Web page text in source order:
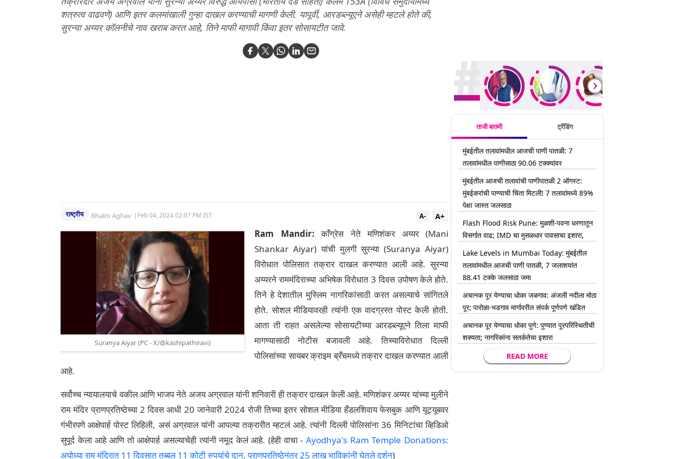
शत्रुत्व वाढवणे) आणि इतर कलमांखाली गुन्हा दाखल करण्याची मागणी केली. यापूर्वी, आरडब्ल्यूएने असेही म्हटले होते की,
सुरन्या अय्यर कॉलनीचे नाव खराब करत आहे, तिने माफी मागावी किंवा इतर सोसायटीत जावे.
राष्ट्रीय Bhakti Aghav | Feb 04, 2024 02:07 PM IST A+
A-
Suranya Aiyar (PC - X/@kashipathiravi)
Ram Mandir: काँग्रेस नेते मणिशंकर अय्यर (Mani
Shankar Aiyar) यांची मुलगी सुरन्या (Suranya Aiyar)
विरोधात पोलिसात तक्रार दाखल करण्यात आली आहे. सुरन्या
अय्यरने राममंदिराच्या अभिषेक विरोधात 3 दिवस उपोषण केले होते.
तिने हे देशातील मुस्लिम नागरिकांसाठी करत असल्याचे सांगितले
होते. सोशल मीडियावरही त्यांनी एक वादग्रस्त पोस्ट केली होती.
आता ती राहत असलेल्या सोसायटीच्या आरडब्ल्यूएने तिला माफी
मागण्यासाठी नोटीस बजावली आहे. तिच्याविरोधात दिल्ली
पोलिसांच्या सायबर क्राइम ब्रँचमध्ये तक्रार दाखल करण्यात आली
आहे.
सर्वोच्च न्यायालयाचे वकील आणि भाजप नेते अजय अग्रवाल यांनी शनिवारी ही तक्रार दाखल केली आहे. मणिशंकर अय्यर यांच्या मुलीने
राम मंदिर प्राणप्रतिष्ठेच्या 2 दिवस आधी 20 जानेवारी 2024 रोजी तिच्या इतर सोशल मीडिया हँडलशिवाय फेसबुक आणि यूट्यूबवर
गंभीरपणे आक्षेपार्ह पोस्ट लिहिली, असं अग्रवाल यांनी आपल्या तक्रारीत म्हटलं आहे. त्यांनी दिल्ली पोलिसांना 36 मिनिटांचा व्हिडिओ
सुपूर्द केला आहे आणि तो आक्षेपार्ह असल्याचेही त्यांनी नमूद केलं आहे. (हेही वाचा -Ayodhya's Ram Temple Donations:
अयोध्या राम मंदिरात 11 दिवसात तब्बल 11 कोटी रुपयांचे दान, प्राणप्रतिष्ठेनंतर 25 लाख भाविकांनी घेतले दर्शन)
ताजी बातमी ट्रेंडिंग
मुंबईतील तलावांमधील आजची पाणी पातळी: 7
तलावांमधील पाणीसाठा 90.06 टक्क्यांवर
मुंबईतील आजची तलावांची पाणीपातळी 2 ऑगस्ट:
मुंबईकरांची पाण्याची चिंता मिटली! 7 तलावांमध्ये 89%
पेक्षा जास्त जलसाठा
Flash Flood Risk Pune: मुळशी-पवना धरणातून
विसर्गात वाढ; IMD चा मुसळधार पावसाचा इशारा,
Lake Levels in Mumbai Today: मुंबईतील
तलावांमधील आजची पाणी पातळी, 7 जलाशयांत
88.41 टक्के जलसाठा जमा
अचानक पूर येण्याचा धोका जळगाव: अंजली नदीला मोठा
पूर; पारोळा-भडगाव मार्गावरील संपर्क पूर्णपणे खंडित
अचानक पूर येण्याचा धोका पुणे: पुण्यात पूरपरिस्थितीची
शक्यता; नागरिकांना सतर्कतेचा इशारा
READ MORE